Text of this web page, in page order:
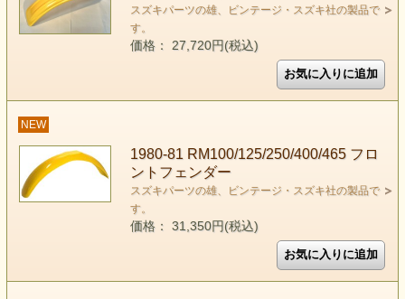
スズキパーツの雄、ビンテージ・スズキ社の製品で
す。
価格： 27,720円(税込)
NEW
1980-81 RM100/125/250/400/465 フロ
ントフェンダー
スズキパーツの雄、ビンテージ・スズキ社の製品で
す。
価格： 31,350円(税込)